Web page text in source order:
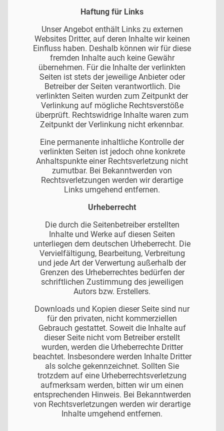
Haftung für Links
Unser Angebot enthält Links zu externen
Websites Dritter, auf deren Inhalte wir keinen
Einfluss haben. Deshalb können wir für diese
fremden Inhalte auch keine Gewähr
übernehmen. Für die Inhalte der verlinkten
Seiten ist stets der jeweilige Anbieter oder
Betreiber der Seiten verantwortlich. Die
verlinkten Seiten wurden zum Zeitpunkt der
Verlinkung auf mögliche Rechtsverstöße
überprüft. Rechtswidrige Inhalte waren zum
Zeitpunkt der Verlinkung nicht erkennbar.
Eine permanente inhaltliche Kontrolle der
verlinkten Seiten ist jedoch ohne konkrete
Anhaltspunkte einer Rechtsverletzung nicht
zumutbar. Bei Bekanntwerden von
Rechtsverletzungen werden wir derartige
Links umgehend entfernen.
Urheberrecht
Die durch die Seitenbetreiber erstellten
Inhalte und Werke auf diesen Seiten
unterliegen dem deutschen Urheberrecht. Die
Vervielfältigung, Bearbeitung, Verbreitung
und jede Art der Verwertung außerhalb der
Grenzen des Urheberrechtes bedürfen der
schriftlichen Zustimmung des jeweiligen
Autors bzw. Erstellers.
Downloads und Kopien dieser Seite sind nur
für den privaten, nicht kommerziellen
Gebrauch gestattet. Soweit die Inhalte auf
dieser Seite nicht vom Betreiber erstellt
wurden, werden die Urheberrechte Dritter
beachtet. Insbesondere werden Inhalte Dritter
als solche gekennzeichnet. Sollten Sie
trotzdem auf eine Urheberrechtsverletzung
aufmerksam werden, bitten wir um einen
entsprechenden Hinweis. Bei Bekanntwerden
von Rechtsverletzungen werden wir derartige
Inhalte umgehend entfernen.